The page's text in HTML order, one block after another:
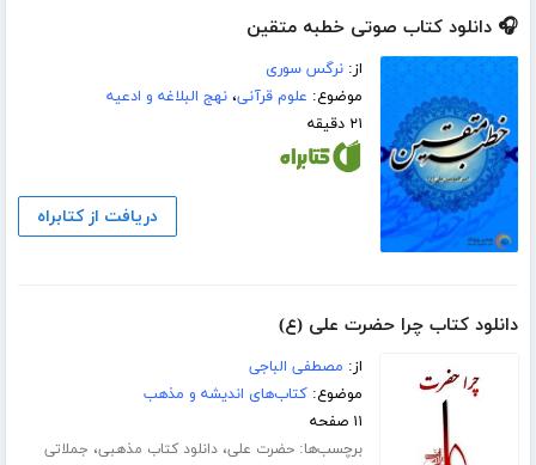
🎧 دانلود کتاب صوتی خطبه متقین
از:نرگس سوری
موضوع: علوم قرآنی،نهج البلاغه و ادعیه
۲۱ دقیقه
دریافت از کتابراه
دانلود کتاب چرا حضرت علی (ع)
از: مصطفی الباجی
موضوع:کتاب‌های اندیشه و مذهب
۱۱ صفحه
برچسب‌ها:حضرت علی،دانلود کتاب مذهبی، جملاتی